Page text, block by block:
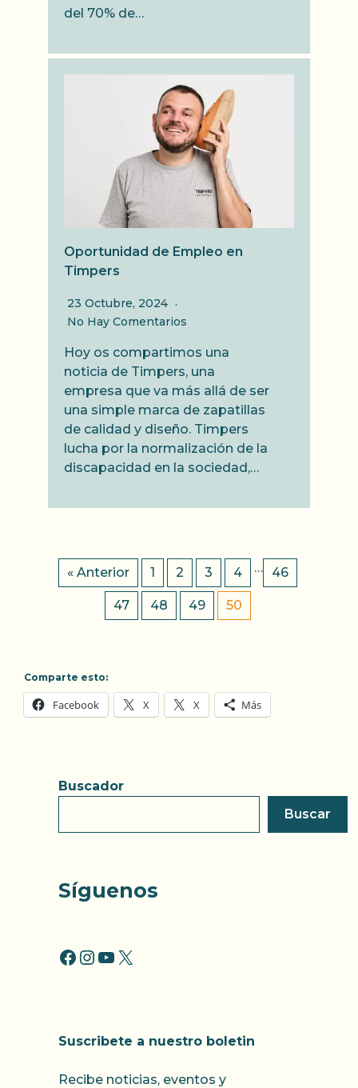
del 70% de…
Oportunidad de Empleo en
Timpers
23 Octubre, 2024
No Hay Comentarios
Hoy os compartimos una
noticia de Timpers, una
empresa que va más allá de ser
una simple marca de zapatillas
de calidad y diseño. Timpers
lucha por la normalización de la
discapacidad en la sociedad,…
« Anterior 1 2 3 4 … 46
47 48 49 50
Comparte esto:
Facebook X X Más
Buscador
Buscar
Síguenos
FACCEBOOK
INSTAGRAM
YOUTUBE
X
Suscribete a nuestro boletin
Recibe noticias, eventos y